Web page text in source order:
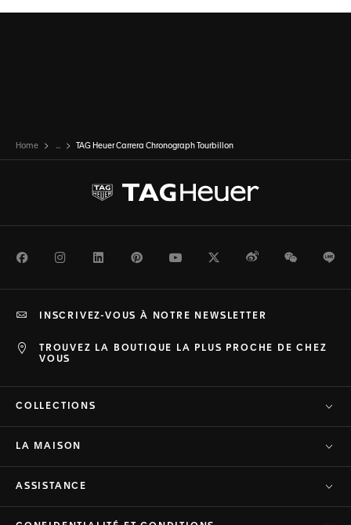
Home ... TAG Heuer Carrera Chronograph Tourbillon
FacebookInstagramLinkedInPinterestYoutubeTwitterWeiboWeChat
TROUVEZ LA BOUTIQUE LA PLUS PROCHE DE CHEZ
VOUS
INSCRIVEZ-VOUS À NOTRE NEWSLETTER
COLLECTIONS
LA MAISON
ASSISTANCE